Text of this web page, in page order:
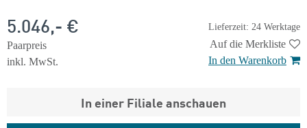
Lieferzeit: 24 Werktage
5.046,- €
Paarpreis
inkl. MwSt.
Auf die Merkliste
In den Warenkorb
In einer Filiale anschauen